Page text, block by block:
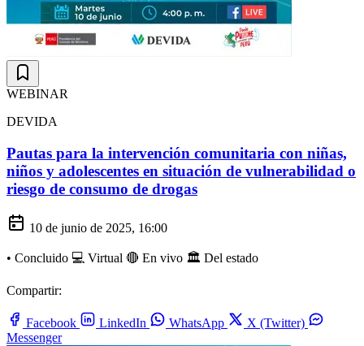
WEBINAR
DEVIDA
Pautas para la intervención comunitaria con niñas,
niños y adolescentes en situación de vulnerabilidad o
riesgo de consumo de drogas
10 de junio de 2025, 16:00
• Concluido 💻 Virtual 🔴 En vivo 🏛️ Del estado
Compartir:
Facebook LinkedIn WhatsApp
X (Twitter)
Messenger